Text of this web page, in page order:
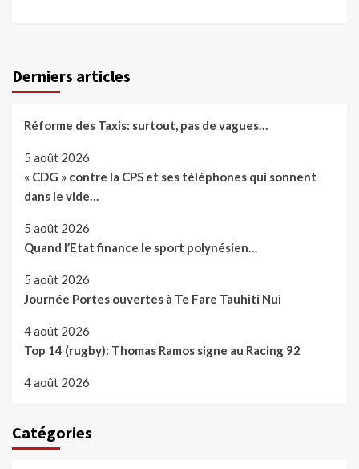
Derniers articles
Réforme des Taxis: surtout, pas de vagues…
5 août 2026
« CDG » contre la CPS et ses téléphones qui sonnent
dans le vide…
5 août 2026
Quand l’Etat finance le sport polynésien…
5 août 2026
Journée Portes ouvertes à Te Fare Tauhiti Nui
4 août 2026
Top 14 (rugby): Thomas Ramos signe au Racing 92
4 août 2026
Catégories